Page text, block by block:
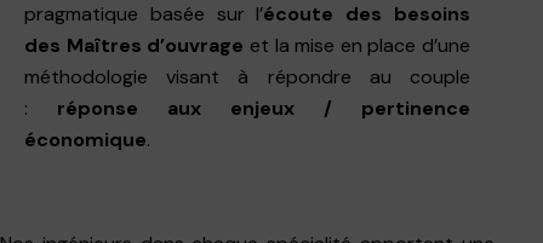
pragmatique basée sur l’écoute des besoins
des Maîtres d’ouvrage et la mise en place d’une
méthodologie visant à répondre au couple
: réponse aux enjeux / pertinence
économique.